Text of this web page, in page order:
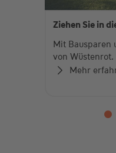
Ziehen Sie in
Mit Bausparen
von Wüstenrot.
Mehr